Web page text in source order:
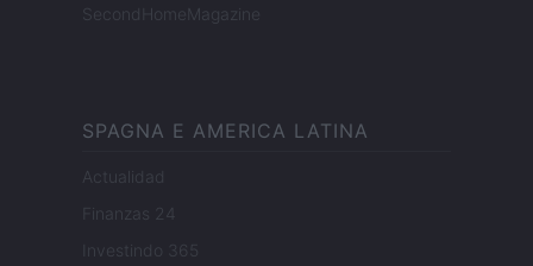
SecondHomeMagazine
SPAGNA E AMERICA LATINA
Actualidad
Finanzas 24
Investindo 365